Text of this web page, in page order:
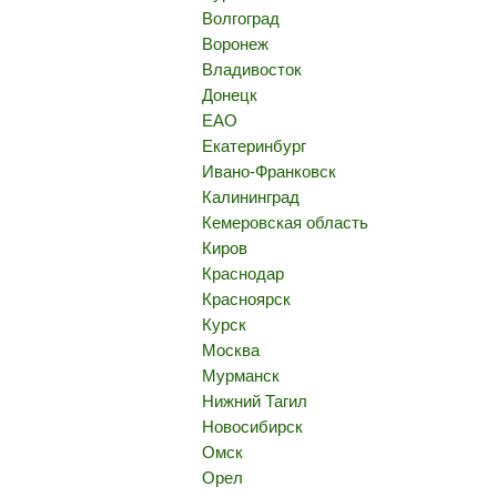
Волгоград
Воронеж
Владивосток
Донецк
ЕАО
Екатеринбург
Ивано-Франковск
Калининград
Кемеровская область
Киров
Краснодар
Красноярск
Курск
Москва
Мурманск
Нижний Тагил
Новосибирск
Омск
Орел